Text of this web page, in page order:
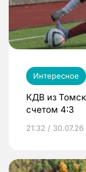
Интересное
КДВ из
счетом 4:3
21:32 / 30.07.26